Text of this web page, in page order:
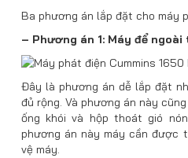
Ba phương án lắp đặt cho máy
– Phương án 1: Máy để ngoài
Đây là phương án dễ lắp đặt
đủ rộng. Và phương án này
ống khói và hộp thoát gió
phương án này máy cần được
vệ máy.